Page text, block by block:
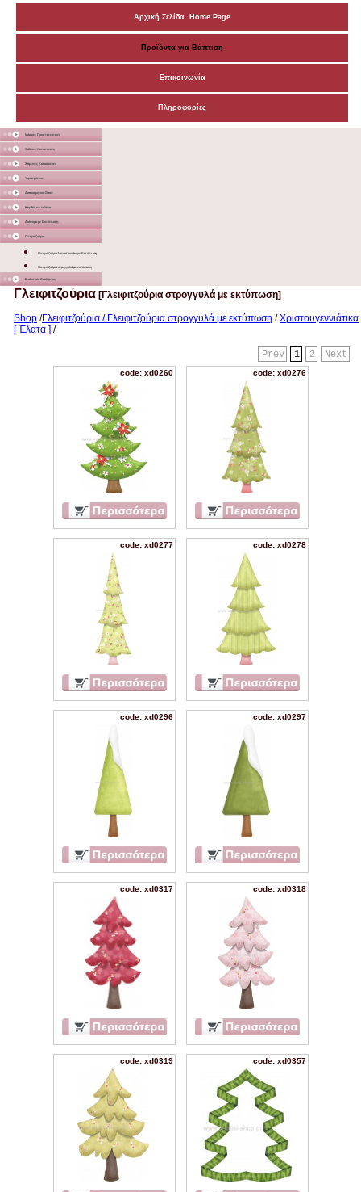
Αρχική Σελίδα Home Page
Προϊόντα για Βάπτιση
Επικοινωνία
Πληροφορίες
Μάσκες Προστατευτικές
Ξύλινες Κατασκευές
Χάρτινες Κατασκευές
Υφασμάτινα
Διακοσμητικά Σταντ
Καμβάς σε τελάρο
Διάφορα με Εκτύπωση
Γλειφιτζούρια
Γλειφιτζούρια Μπαστουνάκι με Εκτύπωση
Γλειφιτζούρια στρογγυλά με εκτύπωση
Στολισμός Εκκλησίας
Γλειφιτζούρια [Γλειφιτζούρια στρογγυλά με εκτύπωση]
Shop /Γλειφιτζούρια / Γλειφιτζούρια στρογγυλά με εκτύπωση /Χριστουγεννιάτικα
[ Έλατα ] /
Next
2
1
Prev
code: xd0260 code: xd0276
code: xd0277 code: xd0278
code: xd0296 code: xd0297
code: xd0317 code: xd0318
code: xd0319 code: xd0357